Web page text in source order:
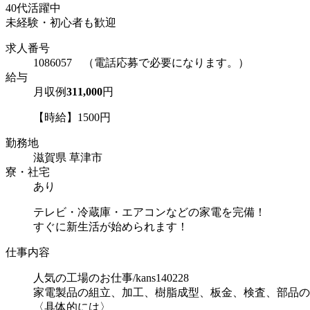
40代活躍中
未経験・初心者も歓迎
求人番号
1086057 （電話応募で必要になります。）
給与
月収例311,000円
【時給】1500円
勤務地
滋賀県 草津市
寮・社宅
あり
テレビ・冷蔵庫・エアコンなどの家電を完備！
すぐに新生活が始められます！
仕事内容
人気の工場のお仕事/kans140228
家電製品の組立、加工、樹脂成型、板金、検査、部品
〈具体的には〉